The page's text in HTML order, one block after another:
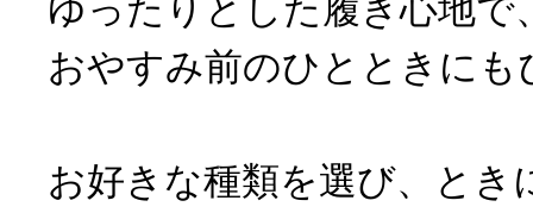
ゆったりとした履き心地で
おやすみ前のひとときにも
お好きな種類を選び、とき